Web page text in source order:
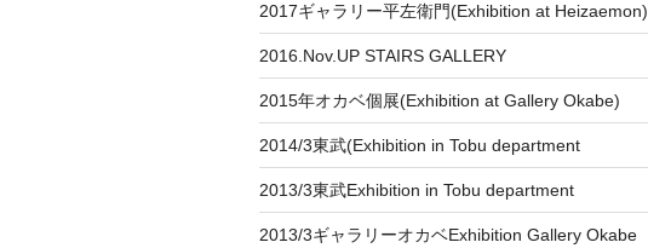
2017ギャラリー平左衛門(Exhibition at Heizaemon)
2016.Nov.UP STAIRS GALLERY
2015年オカベ個展(Exhibition at Gallery Okabe)
2014/3東武(Exhibition in Tobu department
2013/3東武Exhibition in Tobu department
2013/3ギャラリーオカベExhibition Gallery Okabe